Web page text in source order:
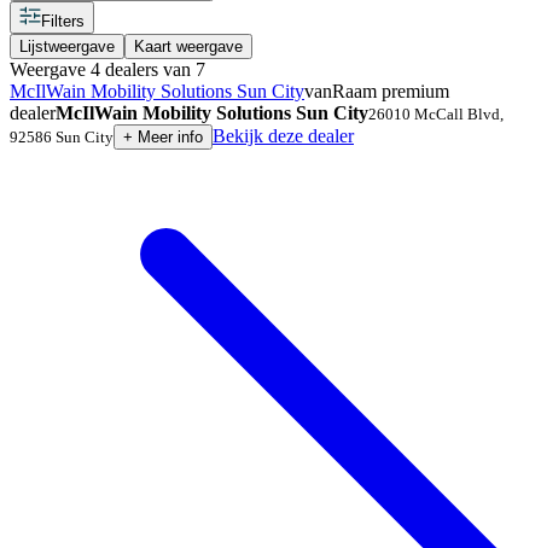
Filters
Lijstweergave
Kaart weergave
Weergave 4 dealers van 7
McIlWain Mobility Solutions Sun CityvanRaam premium
dealerMcIlWain Mobility Solutions Sun City26010 McCall Blvd,
92586 Sun City + Meer info Bekijk deze dealer